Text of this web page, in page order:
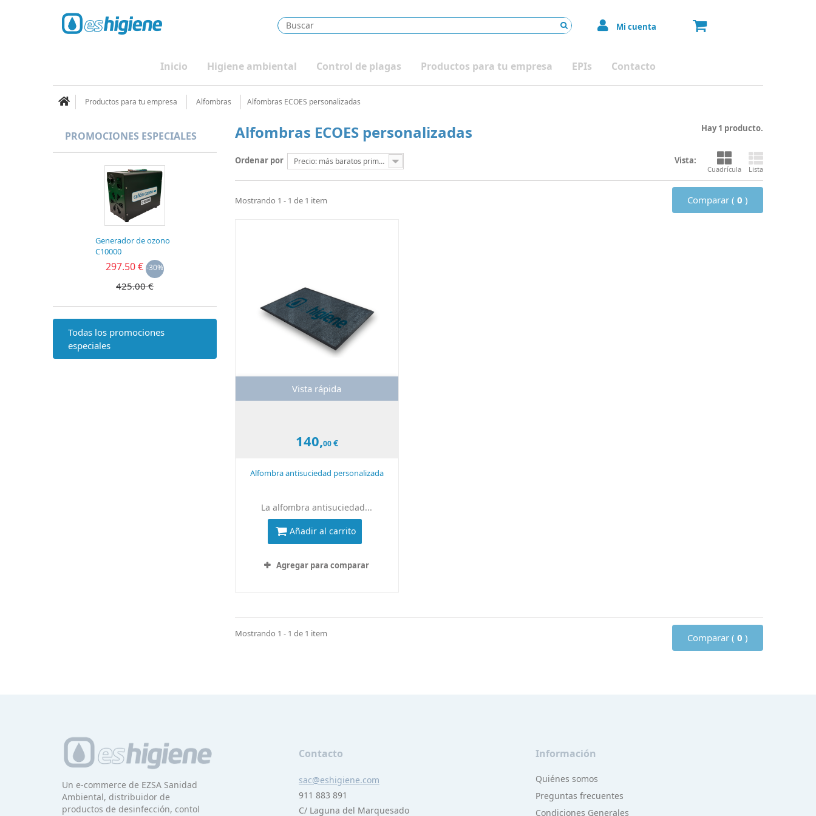
Mi cuenta
Inicio Higiene ambiental Control de plagas Productos para tu empresa EPIs Contacto
Productos para tu empresa Alfombras Alfombras ECOES personalizadas
PROMOCIONES ESPECIALES
Generador de ozono
C10000
297.50 € -30%
425.00 €
Todas los promociones
especiales
Alfombras ECOES personalizadas Hay 1 producto.
Vista:
Cuadrícula Lista
Ordenar por Precio: más baratos primero
Comparar ( 0 )
Mostrando 1 - 1 de 1 item
Vista rápida
140,00€
Alfombra antisuciedad personalizada
La alfombra antisuciedad...
Añadir al carrito
Agregar para comparar
Comparar ( 0 )
Mostrando 1 - 1 de 1 item
Un e-commerce de EZSA Sanidad
Ambiental, distribuidor de
productos de desinfección, contol
Contacto
sac@eshigiene.com
911 883 891
C/ Laguna del Marquesado
Información
Quiénes somos
Preguntas frecuentes
Condiciones Generales